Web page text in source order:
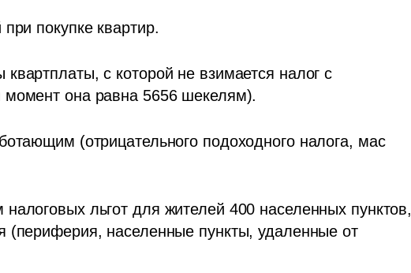
покупке квартир.
с которой не взимается налог с
она равна 5656 шекелям).
(отрицательного подоходного налога, мас
льгот для жителей 400 населенных пунктов,
(периферия, населенные пункты, удаленные от